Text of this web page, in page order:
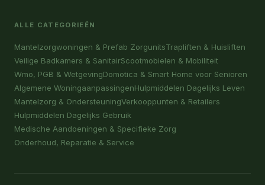
ALLE CATEGORIEËN
Mantelzorgwoningen & Prefab ZorgunitsTrapliften & Huisliften
Veilige Badkamers & SanitairScootmobielen & Mobiliteit
Wmo, PGB & WetgevingDomotica & Smart Home voor Senioren
Algemene WoningaanpassingenHulpmiddelen Dagelijks Leven
Mantelzorg & OndersteuningVerkooppunten & Retailers
Hulpmiddelen Dagelijks Gebruik
Medische Aandoeningen & Specifieke Zorg
Onderhoud, Reparatie & Service